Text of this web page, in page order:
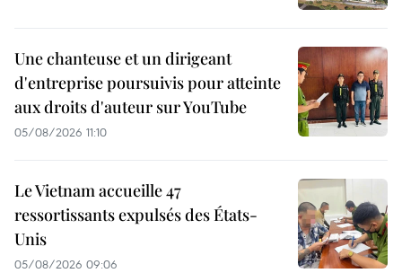
Une chanteuse et un dirigeant
d'entreprise poursuivis pour atteinte
aux droits d'auteur sur YouTube
05/08/2026 11:10
Le Vietnam accueille 47
ressortissants expulsés des États-
Unis
05/08/2026 09:06